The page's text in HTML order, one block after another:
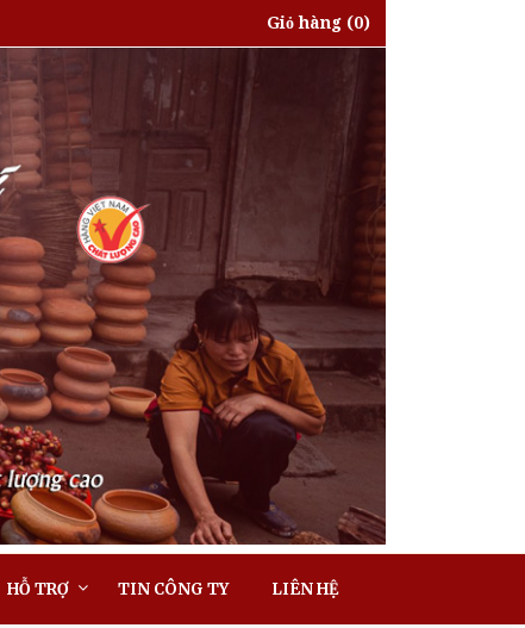
Giỏ hàng (0)
HỖ TRỢ TIN CÔNG TY LIÊN HỆ